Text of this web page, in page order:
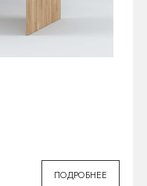
ПОДРОБНЕЕ